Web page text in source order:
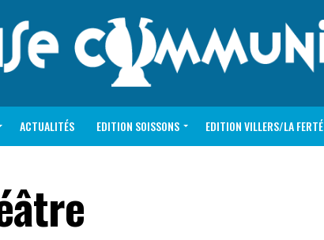
ACTUALITÉS EDITION SOISSONS EDITION VILLERS/LA FERTÉ